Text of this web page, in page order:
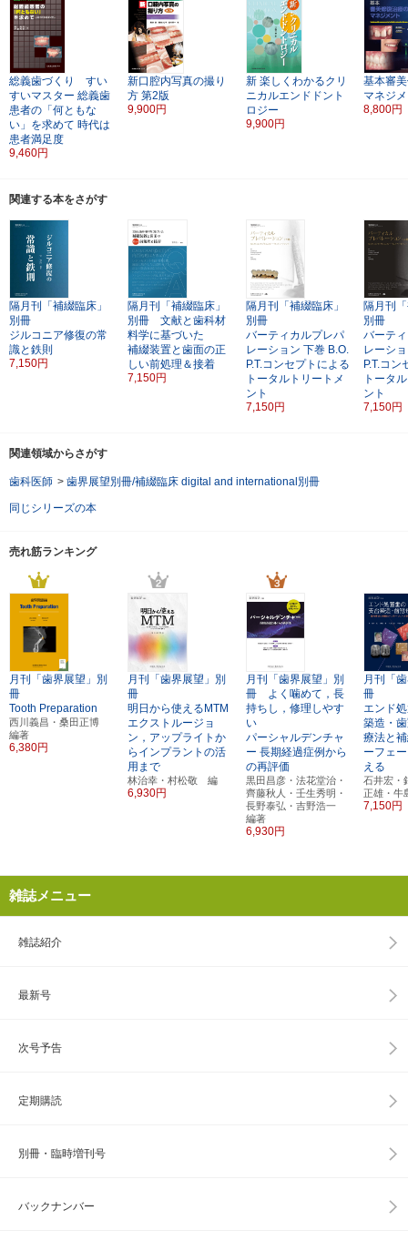
総義歯づくり すい
すいマスター 総義歯
患者の「何ともな
い」を求めて 時代は
患者満足度
9,460円
新口腔内写真の撮り
方 第2版
9,900円
新 楽しくわかるクリ
ニカルエンドドント
ロジー
9,900円
基本審
マネジ
8,800円
関連する本をさがす
隔月刊「補綴臨床」
別冊
ジルコニア修復の常
識と鉄則
7,150円
隔月刊「補綴臨床」
別冊 文献と歯科材
料学に基づいた
補綴装置と歯面の正
しい前処理＆接着
7,150円
隔月刊「補綴臨床」
別冊
バーティカルプレパ
レーション 下巻 B.O.
P.T.コンセプトによる
トータルトリートメ
ント
7,150円
隔月刊
別冊
バーテ
レーシ
P.T.コン
トータ
ント
7,150円
関連領域からさがす
歯科医師 > 歯界展望別冊/補綴臨床 digital and international別冊
同じシリーズの本
売れ筋ランキング
月刊「歯界展望」別
冊
Tooth Preparation
西川義昌・桑田正博
編著
6,380円
月刊「歯界展望」別
冊
明日から使えるMTM
エクストルージョ
ン，アップライトか
らインプラントの活
用まで
林治幸・村松敬 編
6,930円
月刊「歯界展望」別
冊 よく噛めて，長
持ちし，修理しやす
い
パーシャルデンチャ
ー 長期経過症例から
の再評価
黒田昌彦・法花堂治・
齊藤秋人・壬生秀明・
長野泰弘・吉野浩一
編著
6,930円
月刊「
冊
エンド
築造・
療法と
ーフェ
える
石井宏・
正雄・
7,150円
雑誌メニュー
雑誌紹介
最新号
次号予告
定期購読
別冊・臨時増刊号
バックナンバー